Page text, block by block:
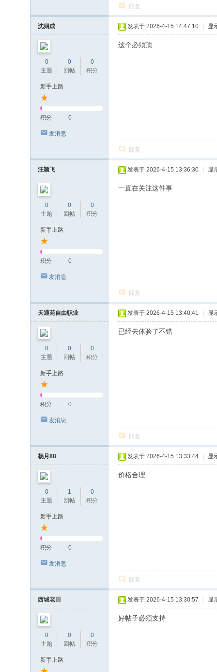
回复
沈娟成
0
主题
0
回帖
0
积分
新手上路
积分 0
发消息
发表于 2026-4-15 14:47:10 显
这个必须顶
回复
汪颖飞
0
主题
0
回帖
0
积分
新手上路
积分 0
发消息
发表于 2026-4-15 13:36:30 显
一直在关注这件事
回复
天通苑自由职业
0
主题
0
回帖
0
积分
新手上路
积分 0
发消息
发表于 2026-4-15 13:40:41 显
已经去体验了不错
回复
杨月88
0
主题
1
回帖
0
积分
新手上路
积分 0
发消息
发表于 2026-4-15 13:33:44 显
价格合理
回复
西城老田
0
主题
0
回帖
0
积分
新手上路
发表于 2026-4-15 13:30:57 显
好帖子必须支持